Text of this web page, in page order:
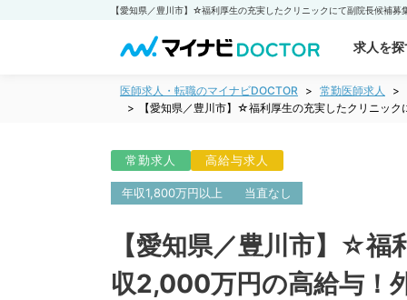
求人を探
医師求人・転職のマイナビDOCTOR
常勤医師求人
【愛知県／豊川市】☆福利厚生の充実したクリニッ
常勤求人 高給与求人
年収1,800万円以上 当直なし
【愛知県／豊川市】☆
収2,000万円の高給与！